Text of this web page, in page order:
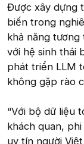
Được xây dựng
biến trong
khả năng
với hệ sinh thái
phát triển LLM
không gặp rào
“Với bộ dữ liệu
khách quan,
uy tín người